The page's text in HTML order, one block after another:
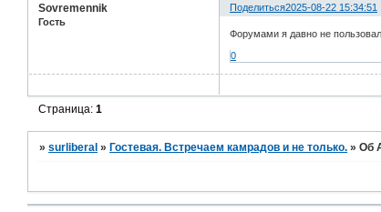
Поделиться2025-08-22 15:34:51
Sovremennik
Гость
Форумами я давно не
0
Страница:1
»surliberal »Гостевая. Встречаем камрадов и не только. »Об